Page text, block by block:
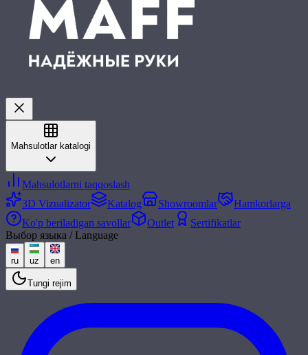
Mahsulotlar katalogi
Mahsulotlarni taqqoslash
3D Vizualizator
Katalog Showroomlar
Hamkorlarga
Ko'p beriladigan savollar
Outlet
Sertifikatlar
Выбор языка / Language
ru uz en
Tungi rejim